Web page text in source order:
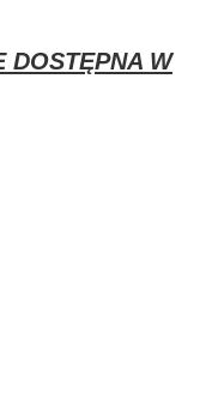
DOSTĘPNA W